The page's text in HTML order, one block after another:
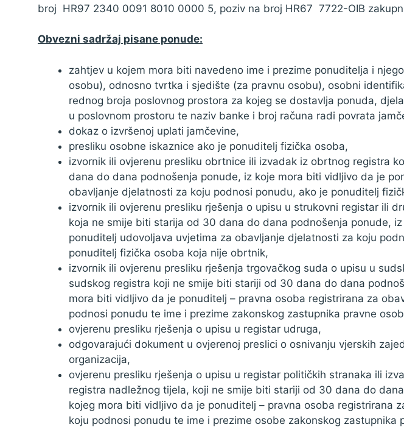
broj HR97 2340 0091 8010 0000 5, poziv na broj HR67 7722-OIB
Obvezni sadržaj pisane ponude:
zahtjev u kojem mora biti navedeno ime i prezime ponuditelja i
osobu), odnosno tvrtka i sjedište (za pravnu osobu), osobni
rednog broja poslovnog prostora za kojeg se dostavlja ponuda,
u poslovnom prostoru te naziv banke i broj računa radi povrata
dokaz o izvršenoj uplati jamčevine,
presliku osobne iskaznice ako je ponuditelj fizička osoba,
izvornik ili ovjerenu presliku obrtnice ili izvadak iz obrtnog registra
dana do dana podnošenja ponude, iz koje mora biti vidljivo da je
obavljanje djelatnosti za koju podnosi ponudu, ako je ponuditelj
izvornik ili ovjerenu presliku rješenja o upisu u strukovni registar ili
koja ne smije biti starija od 30 dana do dana podnošenja ponude,
ponuditelj udovoljava uvjetima za obavljanje djelatnosti za koju
ponuditelj fizička osoba koja nije obrtnik,
izvornik ili ovjerenu presliku rješenja trgovačkog suda o upisu u
sudskog registra koji ne smije biti stariji od 30 dana do dana
mora biti vidljivo da je ponuditelj – pravna osoba registrirana za
podnosi ponudu te ime i prezime zakonskog zastupnika pravne
ovjerenu presliku rješenja o upisu u registar udruga,
odgovarajući dokument u ovjerenoj preslici o osnivanju vjerskih
organizacija,
ovjerenu presliku rješenja o upisu u registar političkih stranaka ili
registra nadležnog tijela, koji ne smije biti stariji od 30 dana do
kojeg mora biti vidljivo da je ponuditelj – pravna osoba registrirana
koju podnosi ponudu te ime i prezime osobe zakonskog zastupnika